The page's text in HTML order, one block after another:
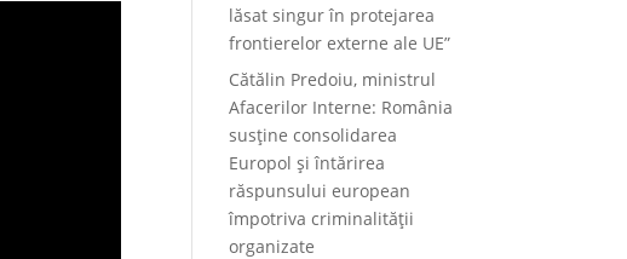
lăsat singur în protejarea
frontierelor externe ale UE”
Cătălin Predoiu, ministrul
Afacerilor Interne: România
susține consolidarea
Europol și întărirea
răspunsului european
împotriva criminalității
organizate